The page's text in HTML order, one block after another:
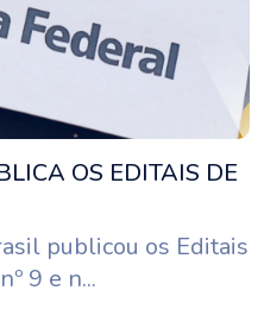
OS EDITAIS DE
publicou os Editais
9 e n...